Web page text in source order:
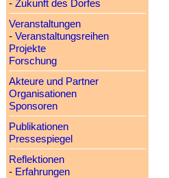
- Zukunft des Dorfes
Veranstaltungen
- Veranstaltungsreihen
Projekte
Forschung
Akteure und Partner
Organisationen
Sponsoren
Publikationen
Pressespiegel
Reflektionen
- Erfahrungen